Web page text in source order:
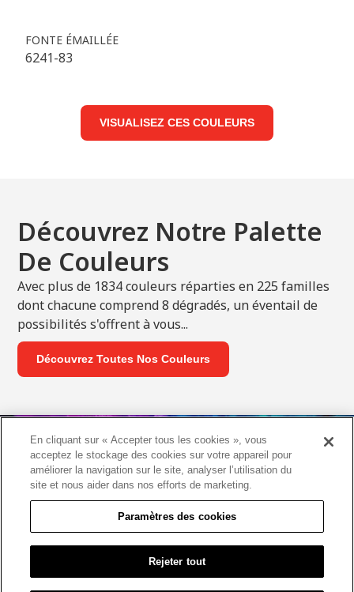
FONTE ÉMAILLÉE
6241-83
VISUALISEZ CES COULEURS
Découvrez Notre Palette
De Couleurs
Avec plus de 1834 couleurs réparties en 225 familles
dont chacune comprend 8 dégradés, un éventail de
possibilités s'offrent à vous...
Découvrez Toutes Nos Couleurs
En cliquant sur « Accepter tous les cookies », vous
acceptez le stockage des cookies sur votre appareil pour
améliorer la navigation sur le site, analyser l’utilisation du
site et nous aider dans nos efforts de marketing.
Paramètres des cookies
Rejeter tout